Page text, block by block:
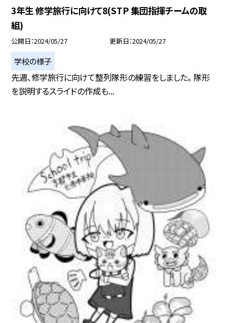
3年生 修学旅行に向けて8(STP 集団指揮チームの取
組)
公開日 2024/05/27 更新日 2024/05/27
学校の様子
先週、修学旅行に向けて整列隊形の練習をしました。 隊形
を説明するスライドの作成も...